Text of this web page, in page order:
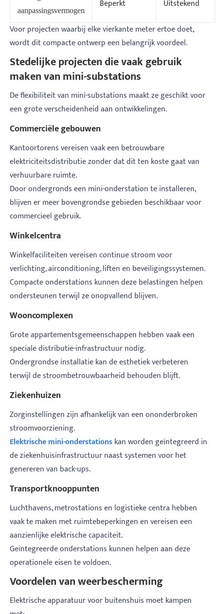
aanpassingsvermogen
Beperkt
Uitstekend
Voor projecten waarbij elke vierkante meter ertoe doet,
wordt dit compacte ontwerp een belangrijk voordeel.
Stedelijke projecten die vaak gebruik
maken van mini-substations
De flexibiliteit van mini-substations maakt ze geschikt voor
een grote verscheidenheid aan ontwikkelingen.
Commerciële gebouwen
Kantoortorens vereisen vaak een betrouwbare
elektriciteitsdistributie zonder dat dit ten koste gaat van
verhuurbare ruimte.
Door ondergronds een mini-onderstation te installeren,
blijven er meer bovengrondse gebieden beschikbaar voor
commercieel gebruik.
Winkelcentra
Winkelfaciliteiten vereisen continue stroom voor
verlichting, airconditioning, liften en beveiligingssystemen.
Compacte onderstations kunnen deze belastingen helpen
ondersteunen terwijl ze onopvallend blijven.
Wooncomplexen
Grote appartementsgemeenschappen hebben vaak een
speciale distributie-infrastructuur nodig.
Ondergrondse installatie kan de esthetiek verbeteren
terwijl de stroombetrouwbaarheid behouden blijft.
Ziekenhuizen
Zorginstellingen zijn afhankelijk van een ononderbroken
stroomvoorziening.
Elektrische mini-onderstationskan worden geïntegreerd in
de ziekenhuisinfrastructuur naast systemen voor het
genereren van back-ups.
Transportknooppunten
Luchthavens, metrostations en logistieke centra hebben
vaak te maken met ruimtebeperkingen en vereisen een
aanzienlijke elektrische capaciteit.
Geïntegreerde onderstations kunnen helpen aan deze
operationele eisen te voldoen.
Voordelen van weerbescherming
Elektrische apparatuur voor buitenshuis moet kampen